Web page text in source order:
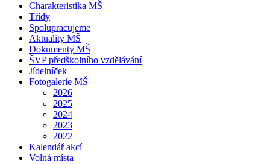
Charakteristika MŠ
Třídy
Spolupracujeme
Aktuality MŠ
Dokumenty MŠ
ŠVP předškolního vzdělávání
Jídelníček
Fotogalerie MŠ
2026
2025
2024
2023
2022
Kalendář akcí
Volná místa